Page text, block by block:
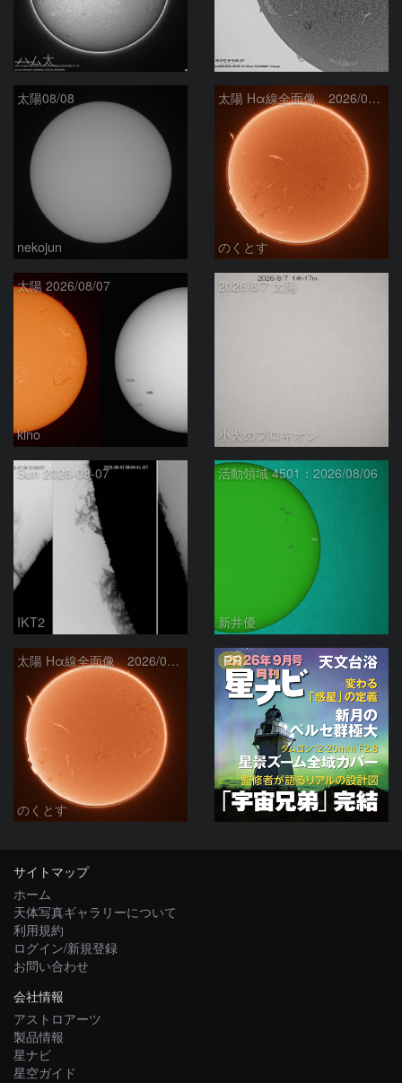
ハム太 ta-o
太陽08/08
nekojun
太陽 Hα線全面像 2026/08/08
のくとす
太陽 2026/08/07
kino
2026/8/7 太陽
小犬のプロキオン
Sun 2026-08-07
IKT2
活動領域 4501：2026/08/06
新井優
太陽 Hα線全面像 2026/08/07
のくとす
PR
サイトマップ
ホーム
天体写真ギャラリーについて
利用規約
ログイン/新規登録
お問い合わせ
会社情報
アストロアーツ
製品情報
星ナビ
星空ガイド